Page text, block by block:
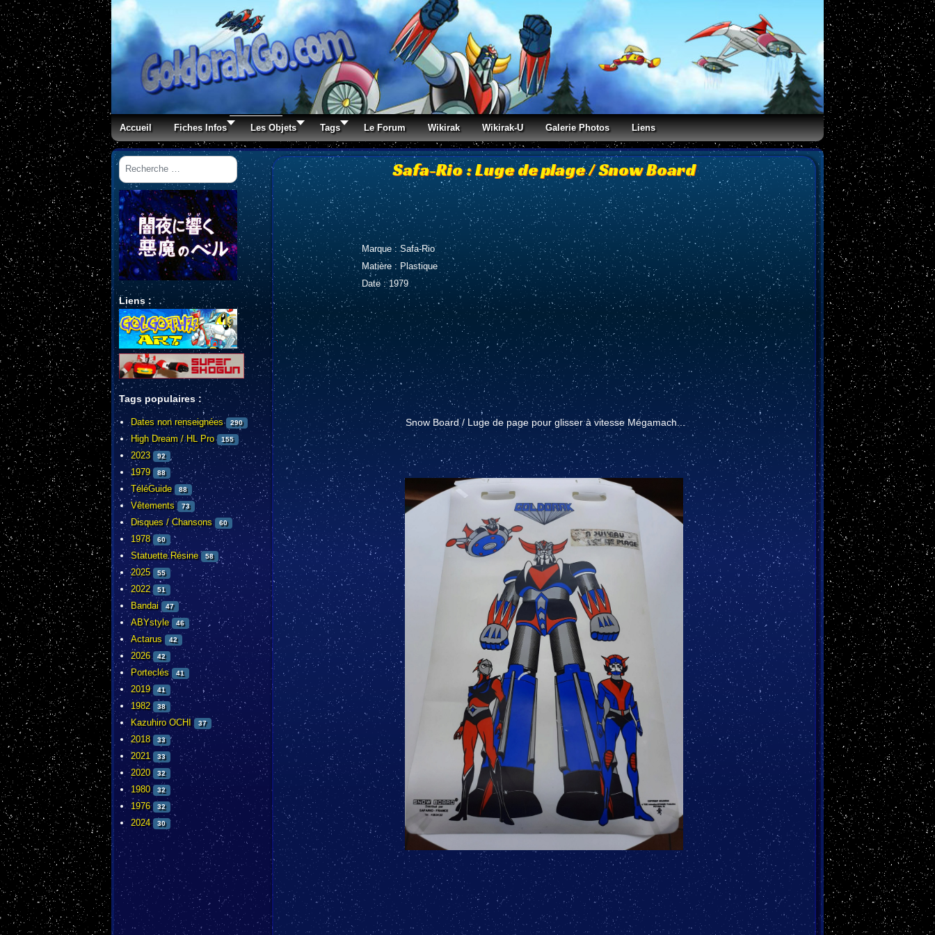
Accueil Fiches Infos Les Objets Tags Le Forum Wikirak Wikirak-U Galerie Photos Liens
Rechercher
Liens :
Tags populaires :
Dates non renseignées 290
High Dream / HL Pro 155
2023 92
1979 88
TéléGuide 88
Vêtements 73
Disques / Chansons 60
1978 60
Statuette Résine 58
2025 55
2022 51
Bandai 47
ABYstyle 46
Actarus 42
2026 42
Porteclés 41
2019 41
1982 38
Kazuhiro OCHI 37
2018 33
2021 33
2020 32
1980 32
1976 32
2024 30
Safa-Rio : Luge de plage / Snow Board
Marque : Safa-Rio
Matière : Plastique
Date : 1979
Snow Board / Luge de page pour glisser à vitesse Mégamach...